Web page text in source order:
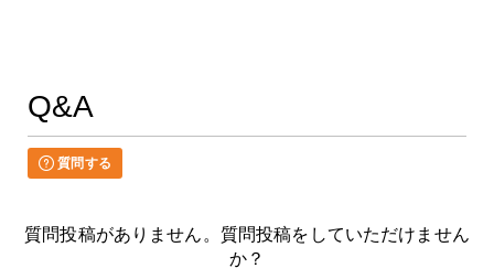
Q&A
質問する
質問投稿がありません。質問投稿をしていただけません
か？